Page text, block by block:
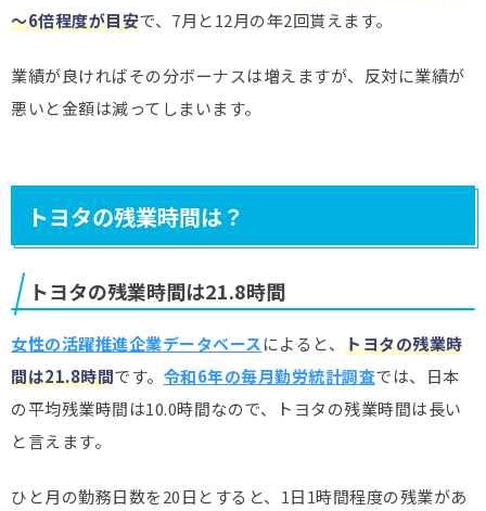
～6倍程度が目安で、7月と12月の年2回貰えます。
業績が良ければその分ボーナスは増えますが、反対に業績が
悪いと金額は減ってしまいます。
トヨタの残業時間は？
トヨタの残業時間は21.8時間
女性の活躍推進企業データベースによると、 トヨタの残業時
間は21.8時間です。 令和6年の毎月勤労統計調査では、日本
の平均残業時間は10.0時間なので、トヨタの残業時間は長い
と言えます。
ひと月の勤務日数を20日とすると、1日1時間程度の残業があ